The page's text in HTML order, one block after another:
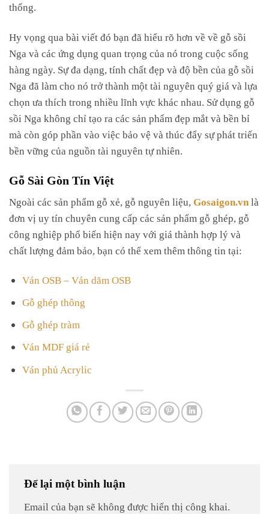
thống.
Hy vọng qua bài viết đó bạn đã hiểu rõ hơn về về gỗ sồi
Nga và các ứng dụng quan trọng của nó trong cuộc sống
hàng ngày. Sự đa dạng, tính chất đẹp và độ bền của gỗ sồi
Nga đã làm cho nó trở thành một tài nguyên quý giá và lựa
chọn ưa thích trong nhiều lĩnh vực khác nhau. Sử dụng gỗ
sồi Nga không chỉ tạo ra các sản phẩm đẹp mắt và bền bỉ
mà còn góp phần vào việc bảo vệ và thúc đẩy sự phát triển
bền vững của nguồn tài nguyên tự nhiên.
Gỗ Sài Gòn Tín Việt
Ngoài các sản phẩm gỗ xẻ, gỗ nguyên liệu, Gosaigon.vn là
đơn vị uy tín chuyên cung cấp các sản phẩm gỗ ghép, gỗ
công nghiệp phổ biến hiện nay với giá thành hợp lý và
chất lượng đảm bảo, bạn có thể xem thêm thông tin tại:
Ván OSB – Ván dăm OSB
Gỗ ghép thông
Gỗ ghép tràm
Ván MDF giá rẻ
Ván phủ Acrylic
Để lại một bình luận
Email của bạn sẽ không được hiển thị công khai.